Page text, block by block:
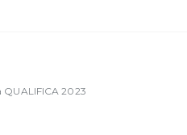
QUALIFICA 2023